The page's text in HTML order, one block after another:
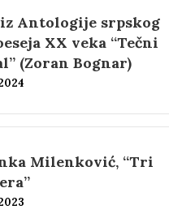
Antologije srpskog
XX veka “Tečni
(Zoran Bognar)
Milenković, “Tri